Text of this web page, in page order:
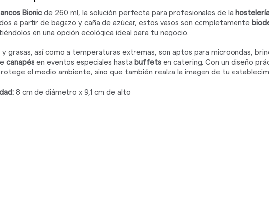
Bionicde 260 ml, la solución perfecta para profesionales de la hostelería
a partir de bagazo y caña de azúcar, estos vasos son completamente
en una opción ecológica ideal para tu negocio.
grasas, así como a temperaturas extremas, son aptos para microondas,
canapésen eventos especiales hasta buffetsen catering. Con un diseño
el medio ambiente, sino que también realza la imagen de tu
8 cm de diámetro x 9,1 cm de alto